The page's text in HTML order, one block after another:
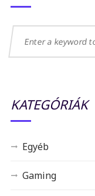
KATEGÓRIÁK
Egyéb
Gaming